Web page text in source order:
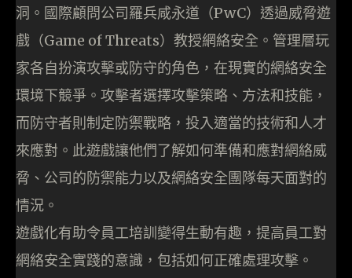
洞。國際顧問公司羅兵咸永道（PwC）透過威脅遊
戲（Game of Threats）教授網絡安全。管理層玩
家各自扮演攻擊或防守的角色，在現實的網絡安全
環境下競爭。攻擊者選擇攻擊策略、方法和技能，
而防守者則制定防禦戰略，投入適當的技術和人才
來應對。此遊戲讓他們了解如何準備和應對網絡威
脅、公司的防禦能力以及網絡安全團隊每天面對的
情況。
遊戲化有助令員工培訓變得生動有趣，提高員工對
網絡安全實踐的意識，包括如何正確處理攻擊。